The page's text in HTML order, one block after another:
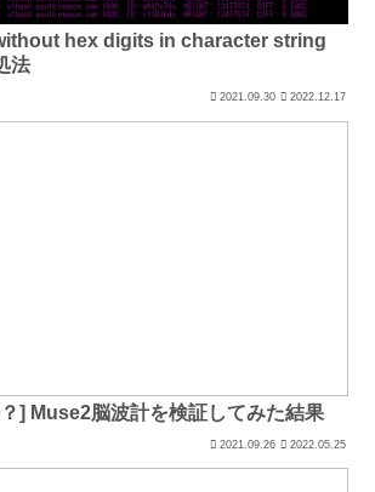
hex digits in character string
法
2021.09.30 2022.12.17
] Muse2脳波計を検証してみた結果
2021.09.26 2022.05.25